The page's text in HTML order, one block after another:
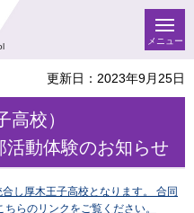
メニュー
更新日：2023年9月25日
木王子高校）
動体験のお知らせ
し厚木王子高校となります。 合同
らのリンクをご覧ください。